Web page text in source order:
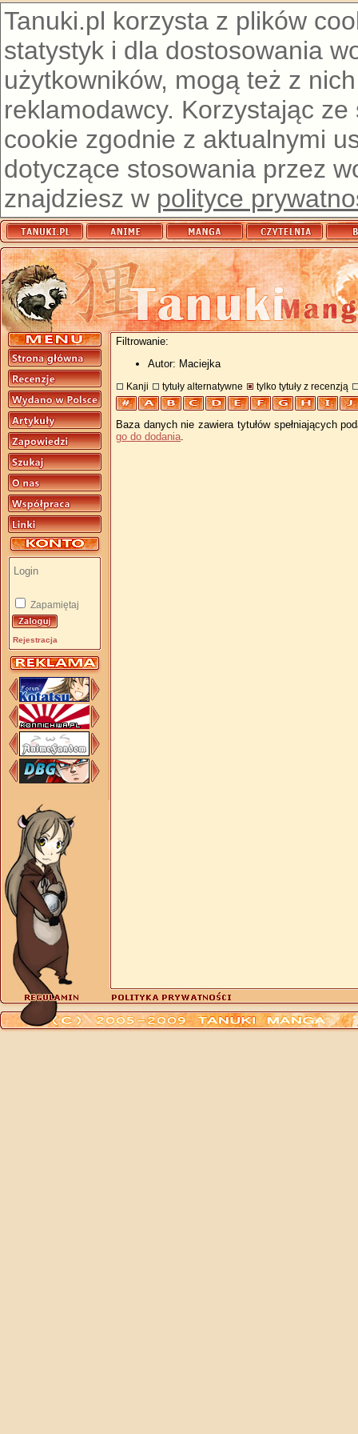
Tanuki.pl korzysta z plików
statystyk i dla dostosowania
użytkowników, mogą też z
reklamodawcy. Korzystając
cookie zgodnie z aktualnymi
dotyczące stosowania przez
znajdziesz w polityce
Zapamiętaj
Rejestracja
Filtrowanie:
Autor: Maciejka
Kanji tytuły alternatywne tylko tytuły z recenzją
Baza danych nie zawiera tytułów spełniających
go do dodania.